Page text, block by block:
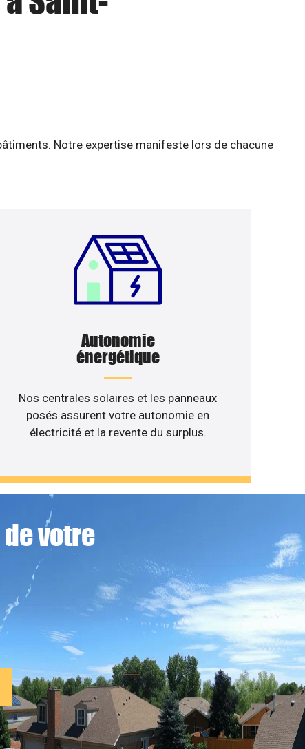
Notre expertise manifeste lors de chacune
Autonomie
énergétique
Nos centrales solaires et les panneaux
posés assurent votre autonomie en
électricité et la revente du surplus.
votre